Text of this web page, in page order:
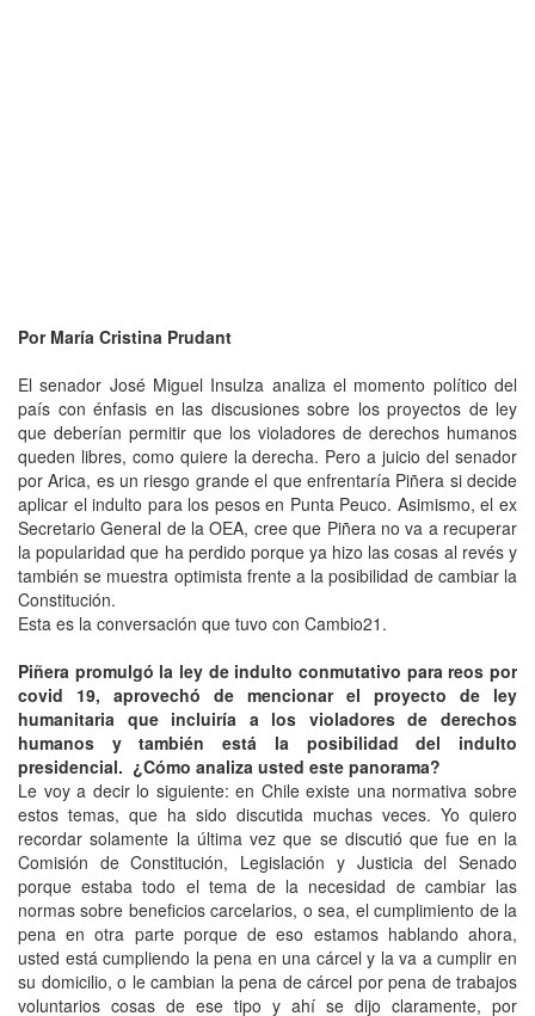
Por María Cristina Prudant
El senador José Miguel Insulza analiza el momento político del
país con énfasis en las discusiones sobre los proyectos de ley
que deberían permitir que los violadores de derechos humanos
queden libres, como quiere la derecha. Pero a juicio del senador
por Arica, es un riesgo grande el que enfrentaría Piñera si decide
aplicar el indulto para los pesos en Punta Peuco. Asimismo, el ex
Secretario General de la OEA, cree que Piñera no va a recuperar
la popularidad que ha perdido porque ya hizo las cosas al revés y
también se muestra optimista frente a la posibilidad de cambiar la
Constitución.
Esta es la conversación que tuvo con Cambio21.
Piñera promulgó la ley de indulto conmutativo para reos por
covid 19, aprovechó de mencionar el proyecto de ley
humanitaria que incluiría a los violadores de derechos
humanos y también está la posibilidad del indulto
presidencial. ¿Cómo analiza usted este panorama?
Le voy a decir lo siguiente: en Chile existe una normativa sobre
estos temas, que ha sido discutida muchas veces. Yo quiero
recordar solamente la última vez que se discutió que fue en la
Comisión de Constitución, Legislación y Justicia del Senado
porque estaba todo el tema de la necesidad de cambiar las
normas sobre beneficios carcelarios, o sea, el cumplimiento de la
pena en otra parte porque de eso estamos hablando ahora,
usted está cumpliendo la pena en una cárcel y la va a cumplir en
su domicilio, o le cambian la pena de cárcel por pena de trabajos
voluntarios cosas de ese tipo y ahí se dijo claramente, por